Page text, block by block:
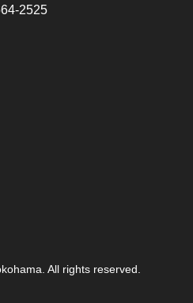
2525
All rights reserved.